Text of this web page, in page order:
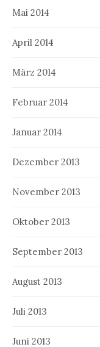
Mai 2014
April 2014
März 2014
Februar 2014
Januar 2014
Dezember 2013
November 2013
Oktober 2013
September 2013
August 2013
Juli 2013
Juni 2013